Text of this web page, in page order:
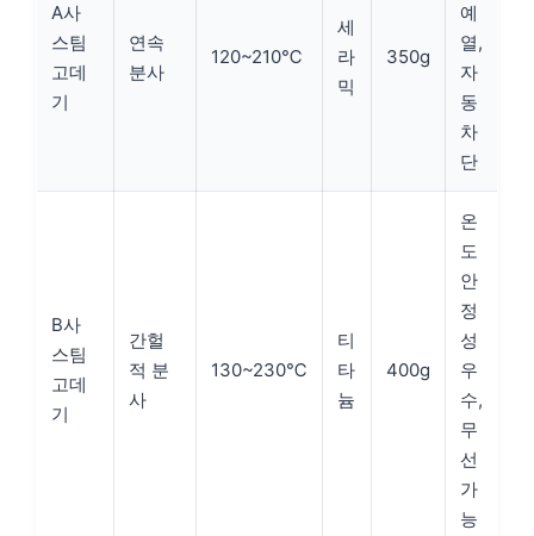
A사
스팀
고데
기
연속
분사
120~210℃
세
라
믹
350g
예
열,
자
동
차
단
B사
스팀
고데
기
간헐
적 분
사
130~230℃
티
타
늄
400g
온
도
안
정
성
우
수,
무
선
가
능